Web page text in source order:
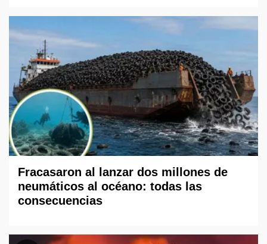
Fracasaron al lanzar dos millones de
neumáticos al océano: todas las
consecuencias